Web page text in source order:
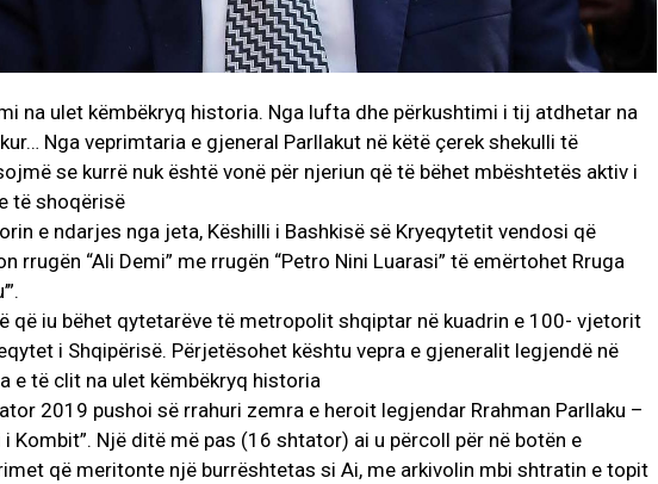
na ulet këmbëkryq historia. Nga lufta dhe përkushtimi i tij atdhetar na
Nga veprimtaria e gjeneral Parllakut në këtë çerek shekulli të
se kurrë nuk është vonë për njeriun që të bëhet mbështetës aktiv i
të shoqërisë
e ndarjes nga jeta, Këshilli i Bashkisë së Kryeqytetit vendosi që
rrugën “Ali Demi” me rrugën “Petro Nini Luarasi” të emërtohet Rruga
që iu bëhet qytetarëve të metropolit shqiptar në kuadrin e 100- vjetorit
i Shqipërisë. Përjetësohet kështu vepra e gjeneralit legjendë në
e të clit na ulet këmbëkryq historia
2019 pushoi së rrahuri zemra e heroit legjendar Rrahman Parllaku –
i Kombit”. Një ditë më pas (16 shtator) ai u përcoll për në botën e
që meritonte një burrështetas si Ai, me arkivolin mbi shtratin e topit